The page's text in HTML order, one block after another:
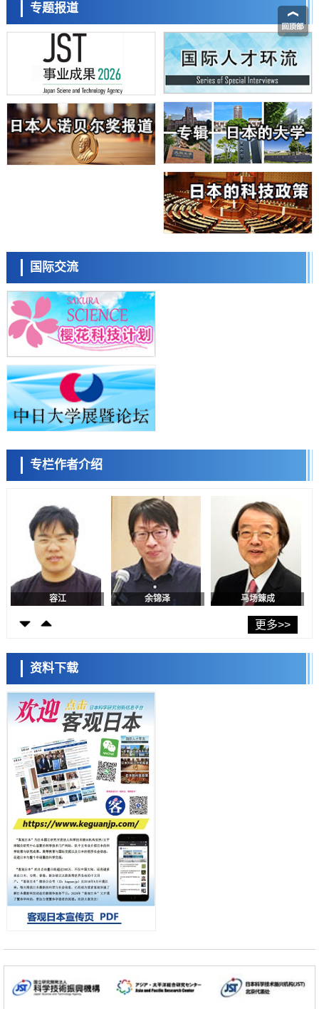
藤田医科大学等成功鉴定出非结核分枝杆菌生存的必需基因，首次揭示
该基因的必要性因菌株而异
经济・社会
【AI法下篇】如何应对AI的不可控性——中央大学平野晋教授专访
科学研究
日本学术会议：为保持土壤健康应采取哪些措施？探讨土壤保护与强化
的具体对策
科学研究
大阪大学开发基于水氢键网络的温度预测新方法，AI从分子排列信息中
高精度解读
经济・社会
【AI法上篇】如何对“将人生交给AI”保持危机感——中央大学平野晋教
庆应义塾大学阐明脑内“游击手”小胶质细胞包裹保护受损神经细胞的机
制，有望用于开发阿尔茨海默病等疾病疗法
劣化抑制机制，为提升轮胎安全性与耐久性的材料设计开辟道路
科学研究
近畿大学等发现植物染料“日本茜”的红色成分可抑制老化与炎症，有望
成为新型功能性材料
科学研究
群马大学开发针对难治性癫痫的新型基因疗法，利用超小型GAD67启动
子抑制发作
科学研究
九州大学揭示夜间眼压升高机制：两种激素波动叠加所致
科学研究
东京都产技研采用新手法开发出可稳定工作至300℃的介电材料，已验
证电容器可在汽车发动机等高温环境下工作
经济・社会
日本生成式AI使用者占比一年内翻倍，但与中美德仍有较大差距
政策
日本修订首都直下型地震紧急对策：目标为死亡人数至少减半，重点强
化火灾防控
福井大学发现细胞记忆过往并抑制反应的机制，阐明即便DNA相同反应
迥异之谜
科学研究
神户大学确认口服癌症疫苗B440单药给药的安全性，在转移性尿路上皮
癌患者中开展临床试验
日本发布《令和8年版科学技术与创新白皮书》，解读第七期基本计划
首年度政策方向
科学研究
东京大学发现可诱导细胞死亡的新型信使物质
东京都健康长寿医疗中心跨器官揭示衰老过程中的糖链变化
科学研究
产总研无需石油利用松脂制备石墨前驱体，可作为电池电极材料
科学研究
东京大学和海上保安厅等发现南海海槽沿线板块边界锁定状态存在区域
差异
政策
日本第2次医疗研究开发调整费，根据一线实际情况和需求分配99.3亿
日元
科学研究
千叶大学鉴定出导致难治性疾病“肺高血压症”恶化的蛋白质“MYL9/12”，
会引发血管结构恶化
科学研究
京都大学高效生成光的构成单元“光子”，可应用于量子计算机
科学研究
开发出300亿年仅误差1秒的光晶格钟，构建网络将其打造为下一代社会
基础设施
经济・社会
大阪大学开发出膜脂质可视化工具，使脂质探针的高效开发成为可能
科学研究
专题报道
国际交流
专栏作者介绍
流员
小岩井忠道
陈小牧 李鸥 安宁
容江 余锦泽 马场錬成
日本科学未来馆 科学交
流员
小岩井忠道 泷川 进
更多>>
资料下载